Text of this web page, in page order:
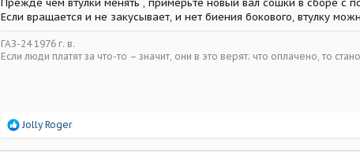
Прежде чем втулки менять , примерьте новый вал сошки в сборе с
Если вращается и не закусывает, и нет биения бокового, втулку
ГАЗ-24 1976 г. в.
Если люди платят за что-то – значит, они в это верят; что оплачено, то
Р
а
Jolly Roger